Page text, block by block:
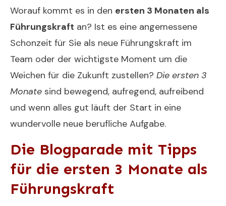
Worauf kommt es in den ersten 3 Monaten als
Führungskraft an? Ist es eine angemessene
Schonzeit für Sie als neue Führungskraft im
Team oder der wichtigste Moment um die
Weichen für die Zukunft zustellen? Die ersten 3
Monate sind bewegend, aufregend, aufreibend
und wenn alles gut läuft der Start in eine
wundervolle neue berufliche Aufgabe.
Die Blogparade mit Tipps
für die ersten 3 Monate als
Führungskraft